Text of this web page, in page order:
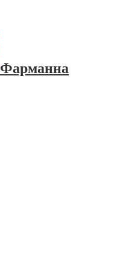
Фарманна